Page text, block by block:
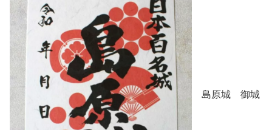
島原城 御城